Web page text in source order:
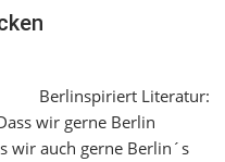
Berlinspiriert Literatur:
wir gerne Berlin
wir auch gerne Berlin´s